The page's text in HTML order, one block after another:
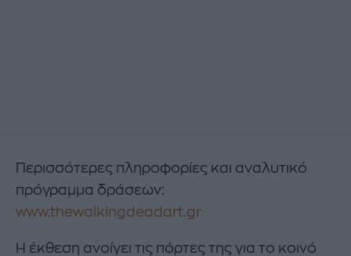
Περισσότερες πληροφορίες και αναλυτικό
πρόγραμμα δράσεων:
www.thewalkingdeadart.gr
Η έκθεση ανοίγει τις πόρτες της για το κοινό